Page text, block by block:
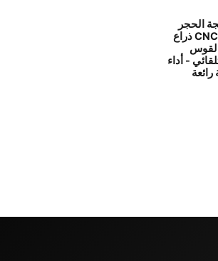
الحجر
باستخدام CNC ذراع
- أداء